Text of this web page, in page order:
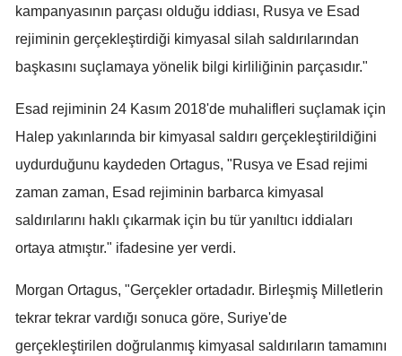
Sakarya
Samsun
Siirt
Sinop
Tekirdağ
Tokat
Trabzon
Tunceli
kampanyasının parçası olduğu iddiası, Rusya ve Esad
rejiminin gerçekleştirdiği kimyasal silah saldırılarından
başkasını suçlamaya yönelik bilgi kirliliğinin parçasıdır."
Esad rejiminin 24 Kasım 2018'de muhalifleri suçlamak için
Halep yakınlarında bir kimyasal saldırı gerçekleştirildiğini
uydurduğunu kaydeden Ortagus, "Rusya ve Esad rejimi
zaman zaman, Esad rejiminin barbarca kimyasal
saldırılarını haklı çıkarmak için bu tür yanıltıcı iddiaları
ortaya atmıştır." ifadesine yer verdi.
Morgan Ortagus, "Gerçekler ortadadır. Birleşmiş Milletlerin
tekrar tekrar vardığı sonuca göre, Suriye'de
gerçekleştirilen doğrulanmış kimyasal saldırıların tamamını